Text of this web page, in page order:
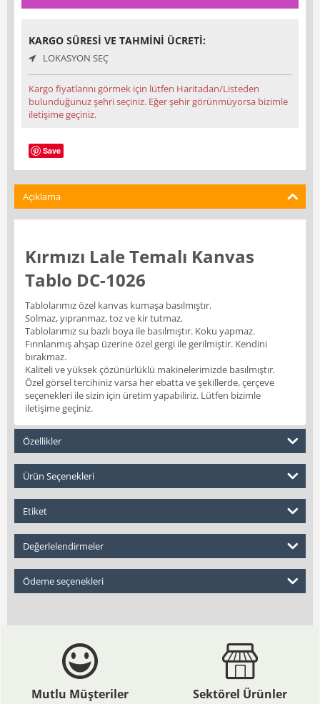
KARGO SÜRESI VE TAHMINI ÜCRETI:
LOKASYON SEÇ
Kargo fiyatlarını görmek için lütfen Haritadan/Listeden
bulunduğunuz şehri seçiniz. Eğer şehir görünmüyorsa bizimle
iletişime geçiniz.
Save
Açıklama
Kırmızı Lale Temalı Kanvas
Tablo DC-1026
Tablolarımız özel kanvas kumaşa basılmıştır.
Solmaz, yıpranmaz, toz ve kir tutmaz.
Tablolarımız su bazlı boya ile basılmıştır. Koku yapmaz.
Fırınlanmış ahşap üzerine özel gergi ile gerilmiştir. Kendini
bırakmaz.
Kaliteli ve yüksek çözünürlüklü makinelerimizde basılmıştır.
Özel görsel tercihiniz varsa her ebatta ve şekillerde, çerçeve
seçenekleri ile sizin için üretim yapabiliriz. Lütfen bizimle
iletişime geçiniz.
Özellikler
Ürün Seçenekleri
Etiket
Değerlelendirmeler
Ödeme seçenekleri
Mutlu Müşteriler Sektörel Ürünler